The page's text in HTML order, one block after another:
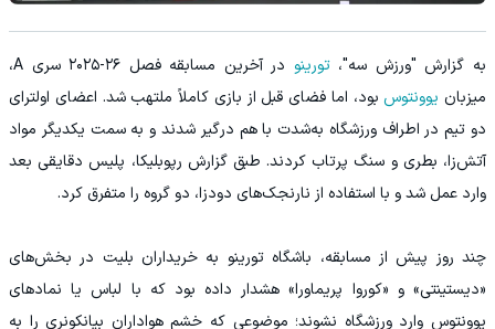
به گزارش "ورزش سه"،تورینو
در آخرین مسابقه فصل ۲۶-۲۰۲۵ سری‌ A،
میزبان یوونتوس بود، اما فضای قبل از بازی کاملاً ملتهب شد. اعضای اولترای
دو تیم در اطراف ورزشگاه به‌شدت با هم درگیر شدند و به سمت یکدیگر مواد
آتش‌زا، بطری و سنگ پرتاب کردند. طبق گزارش رپوبلیکا، پلیس دقایقی بعد
وارد عمل شد و با استفاده از نارنجک‌های دودزا، دو گروه را متفرق کرد.
چند روز پیش از مسابقه، باشگاه تورینو به خریداران بلیت در بخش‌های
«دیستینتی» و «کوروا پریماورا» هشدار داده بود که با لباس یا نمادهای
یوونتوس وارد ورزشگاه نشوند؛ موضوعی که خشم هواداران بیانکونری را به